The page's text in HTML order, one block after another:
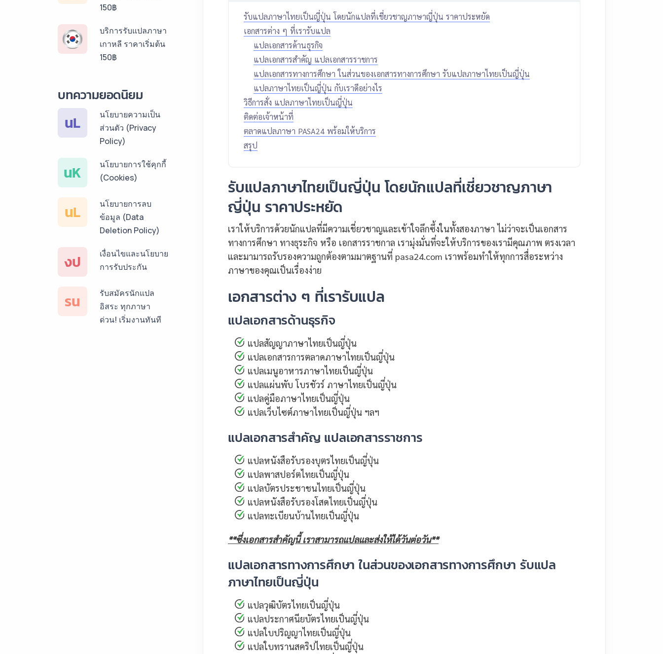
รับแปลภาษาไทยเป็นญี่ปุ่น โดยนักแปลที่เชี่ยวชาญภาษาญี่ปุ่น ราคาประหยัด
เอกสารต่าง ๆ ที่เรารับแปล
แปลเอกสารด้านธุรกิจ
แปลเอกสารสำคัญ แปลเอกสารราชการ
แปลเอกสารทางการศึกษา ในส่วนของเอกสารทางการศึกษา รับแปลภาษาไทยเป็นญี่ปุ่น
แปลภาษาไทยเป็นญี่ปุ่น กับเราดีอย่างไร
วิธีการสั่ง แปลภาษาไทยเป็นญี่ปุ่น
ติดต่อเจ้าหน้าที่
ตลาดแปลภาษา PASA24 พร้อมให้บริการ
สรุป
รับแปลภาษาไทยเป็นญี่ปุ่น โดยนักแปลที่เชี่ยวชาญภาษา
ญี่ปุ่น ราคาประหยัด
เราให้บริการด้วยนักแปลที่มีความเชี่ยวชาญและเข้าใจลึกซึ้งในทั้งสองภาษา ไม่ว่าจะเป็นเอกสาร
ทางการศึกษา ทางธุระกิจ หรือ เอกสารราชกาล เรามุ่งมั่นที่จะให้บริการของเรามีคุณภาพ ตรงเวลา
และมามารถรับรองความถูกต้องตามมาตฐานที่ pasa24.com เราพร้อมทำให้ทุกการสื่อระหว่าง
ภาษาของคุณเป็นเรื่องง่าย
เอกสารต่าง ๆ ที่เรารับแปล
แปลเอกสารด้านธุรกิจ
แปลสัญญาภาษาไทยเป็นญี่ปุ่น
แปลเอกสารการตลาดภาษาไทยเป็นญี่ปุ่น
แปลเมนูอาหารภาษาไทยเป็นญี่ปุ่น
แปลแผ่นพับ โบรชัวร์ ภาษาไทยเป็นญี่ปุ่น
แปลคู่มือภาษาไทยเป็นญี่ปุ่น
แปลเว็บไซต์ภาษาไทยเป็นญี่ปุ่น ฯลฯ
แปลเอกสารสำคัญ แปลเอกสารราชการ
แปลหนังสือรับรองบุตรไทยเป็นญี่ปุ่น
แปลพาสปอร์ตไทยเป็นญี่ปุ่น
แปลบัตรประชาชนไทยเป็นญี่ปุ่น
แปลหนังสือรับรองโสดไทยเป็นญี่ปุ่น
แปลทะเบียนบ้านไทยเป็นญี่ปุ่น
**ซึ่งเอกสารสำคัญนี้ เราสามารถแปลและส่งให้ได้วันต่อวัน**
แปลเอกสารทางการศึกษา ในส่วนของเอกสารทางการศึกษา รับแปล
ภาษาไทยเป็นญี่ปุ่น
แปลวุฒิบัตรไทยเป็นญี่ปุ่น
แปลประกาศนียบัตรไทยเป็นญี่ปุ่น
แปลใบปริญญาไทยเป็นญี่ปุ่น
แปลใบทรานสคริปไทยเป็นญี่ปุ่น
150฿
บริการรับแปลภาษา
เกาหลี ราคาเริ่มต้น
150฿
ลาว ราคาเริ่มต้น
บริการรับแปลภาษา
พม่า ราคาเริ่มต้น
บริการรับแปลภาษา
150฿
บริการรับแปลภาษา
ต้น 150฿
ฝรั่งเศส ราคาเริ่มต้น
150฿
บทความยอดนิยม
นL
นโยบายความเป็น
ส่วนตัว (Privacy
Policy)
นK
นโยบายการใช้คุกกี้
(Cookies)
นL
นโยบายการลบ
ข้อมูล (Data
Deletion Policy)
งป
เงื่อนไขและนโยบาย
การรับประกัน
รน
รับสมัครนักแปล
อิสระ ทุกภาษา
ด่วน! เริ่มงานทันที